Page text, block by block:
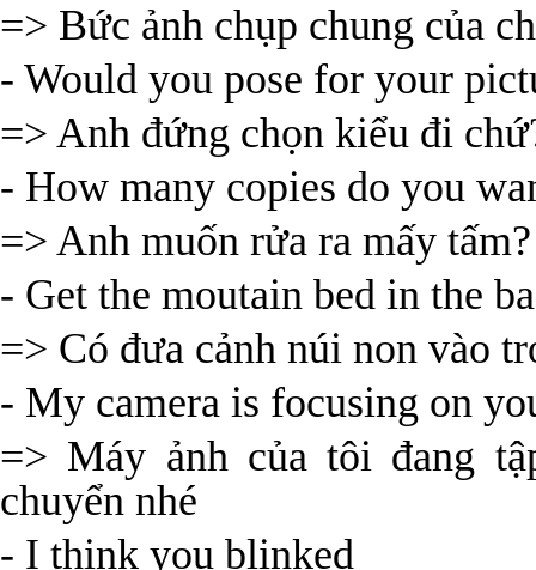
=> Bức ảnh chụp chung của
- Would you pose for your
=> Anh đứng chọn kiểu đi
- How many copies do you
=> Anh muốn rửa ra mấy tấm?
- Get the moutain bed in the
=> Có đưa cảnh núi non vào
- My camera is focusing on
=> Máy ảnh của tôi đang
chuyển nhé
- I think you blinked